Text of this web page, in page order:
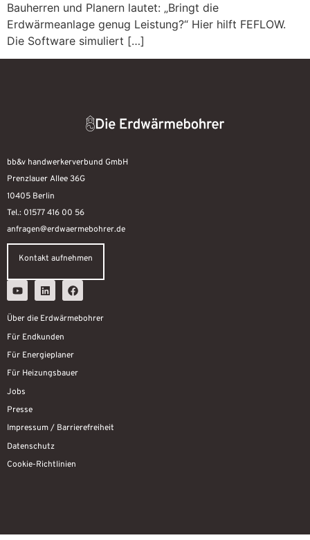
Bauherren und Planern lautet: „Bringt die
Erdwärmeanlage genug Leistung?“ Hier hilft FEFLOW.
Die Software simuliert […]
bb&v handwerkerverbund GmbH
Prenzlauer Allee 36G
10405 Berlin
Tel.: 01577 416 00 56
anfragen@erdwaermebohrer.de
Kontakt aufnehmen
Über die Erdwärmebohrer
Für Endkunden
Für Energieplaner
Für Heizungsbauer
Jobs
Presse
Impressum / Barrierefreiheit
Datenschutz
Cookie-Richtlinien